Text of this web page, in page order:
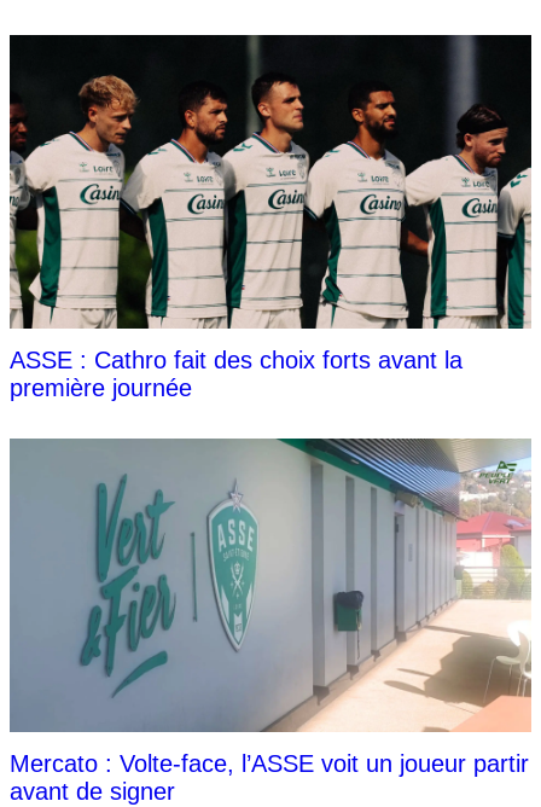
ASSE : Cathro fait des choix forts avant la
première journée
Mercato : Volte-face, l’ASSE voit un joueur partir
avant de signer